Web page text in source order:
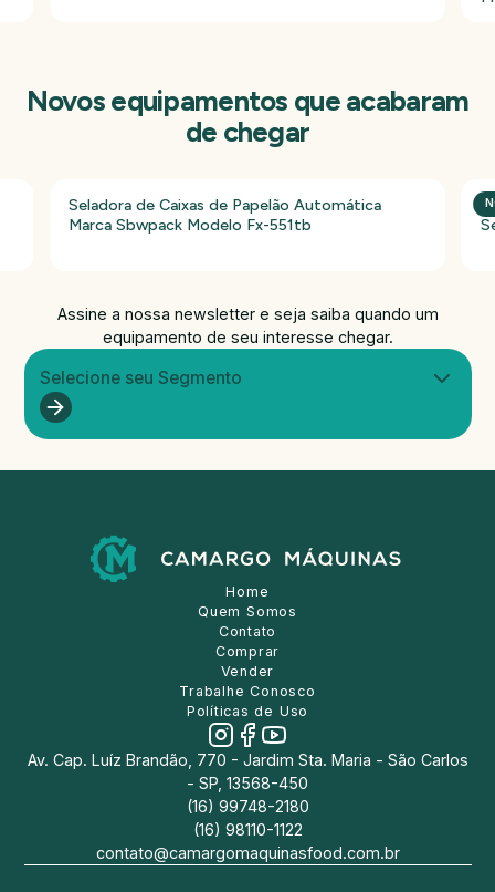
Novos equipamentos que acabaram
de chegar
Seladora de Caixas de Papelão Automática
Marca Sbwpack Modelo Fx-551tb
Assine a nossa newsletter e seja saiba quando um
equipamento de seu interesse chegar.
Selecione seu Segmento
Home
Quem Somos
Contato
Comprar
Vender
Trabalhe Conosco
Políticas de Uso
Av. Cap. Luíz Brandão, 770 - Jardim Sta. Maria - São Carlos
- SP, 13568-450
(16) 99748-2180
(16) 98110-1122
contato@camargomaquinasfood.com.br